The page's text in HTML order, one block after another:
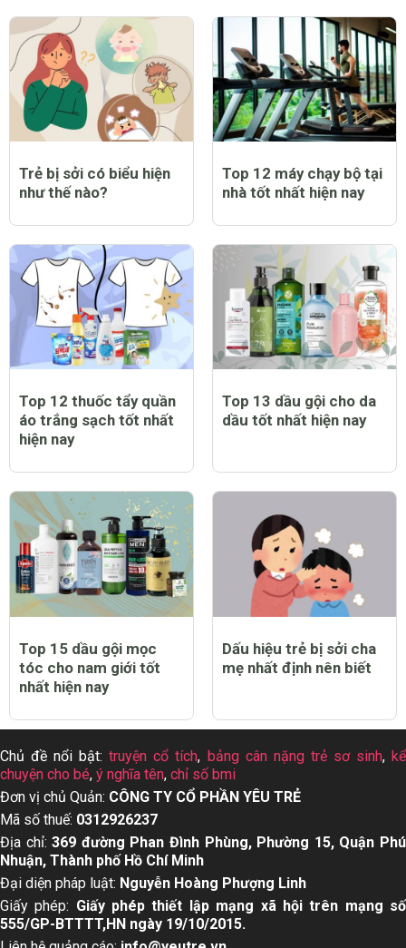
Trẻ bị sởi có biểu hiện
như thế nào?
Top 12 máy chạy bộ tại
nhà tốt nhất hiện nay
Top 12 thuốc tẩy quần
áo trắng sạch tốt nhất
hiện nay
Top 13 dầu gội cho da
dầu tốt nhất hiện nay
Top 15 dầu gội mọc
tóc cho nam giới tốt
nhất hiện nay
Dấu hiệu trẻ bị sởi cha
mẹ nhất định nên biết
Chủ đề nổi bật:truyện cổ tích, bảng cân nặng trẻ sơ sinh,kể
chuyện cho bé, ý nghĩa tên, chỉ số bmi
Đơn vị chủ Quản: CÔNG TY CỔ PHẦN YÊU TRẺ
Mã số thuế: 0312926237
Địa chỉ:369 đường Phan Đình Phùng, Phường 15, Quận Phú
Nhuận, Thành phố Hồ Chí Minh
Đại diện pháp luật: Nguyễn Hoàng Phượng Linh
Giấy phép: Giấy phép thiết lập mạng xã hội trên mạng số
555/GP-BTTTT,HN ngày 19/10/2015.